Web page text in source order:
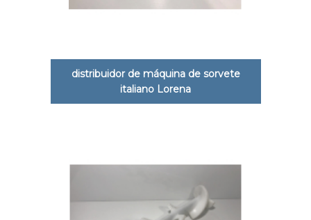
distribuidor de máquina de sorvete
italiano Lorena